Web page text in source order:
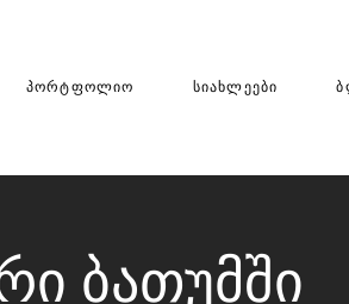
ᲞᲝᲠᲢᲤᲝᲚᲘᲝ ᲡᲘᲐᲮᲚᲔᲔᲑᲘ
ბათუმში